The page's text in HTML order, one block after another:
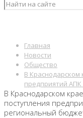
Главная
Новости
Общество
В Краснодарском
предприятий
В Краснодарском
поступления
региональный